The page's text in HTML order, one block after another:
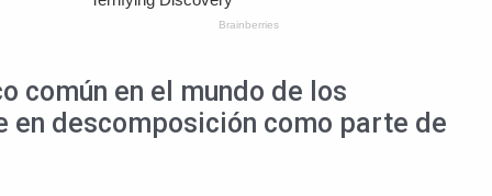
común en el mundo de los
descomposición como parte de